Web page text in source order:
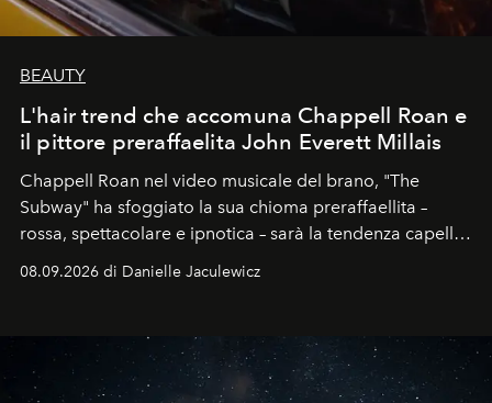
BEAUTY
L'hair trend che accomuna Chappell Roan e
il pittore preraffaelita John Everett Millais
Chappell Roan nel video musicale del brano, "The
Subway" ha sfoggiato la sua chioma preraffaellita –
rossa, spettacolare e ipnotica – sarà la tendenza capelli
dell'autunno?
08.09.2026 di Danielle Jaculewicz